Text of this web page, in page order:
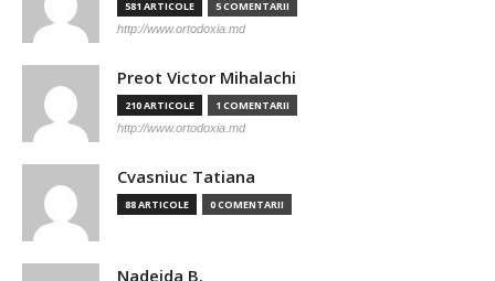
581 ARTICOLE 5 COMENTARII
http://www.ortodoxia.md
Preot Victor Mihalachi
210 ARTICOLE 1 COMENTARII
http://www.ortodoxia.md
Cvasniuc Tatiana
88 ARTICOLE 0 COMENTARII
Nadejda B.